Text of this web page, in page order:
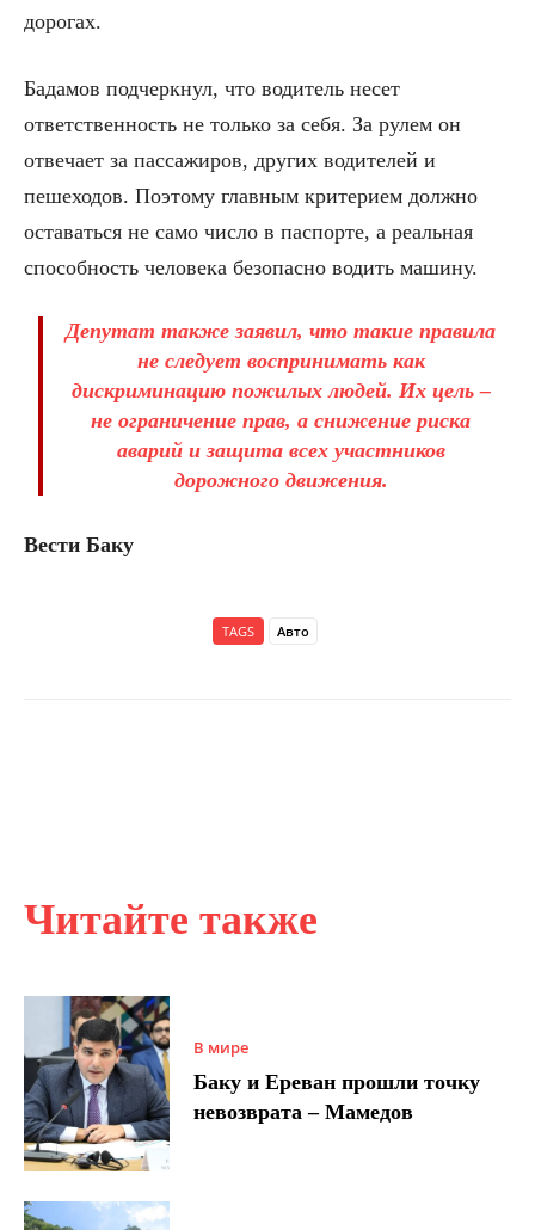
Читайте также
В мире
Баку и Ереван прошли точку
невозврата – Мамедов
дорогах.
Бадамов подчеркнул, что водитель несет
ответственность не только за себя. За рулем он
отвечает за пассажиров, других водителей и
пешеходов. Поэтому главным критерием должно
оставаться не само число в паспорте, а реальная
способность человека безопасно водить машину.
Депутат также заявил, что такие правила
не следует воспринимать как
дискриминацию пожилых людей. Их цель –
не ограничение прав, а снижение риска
аварий и защита всех участников
дорожного движения.
Вести Баку
TAGS Авто